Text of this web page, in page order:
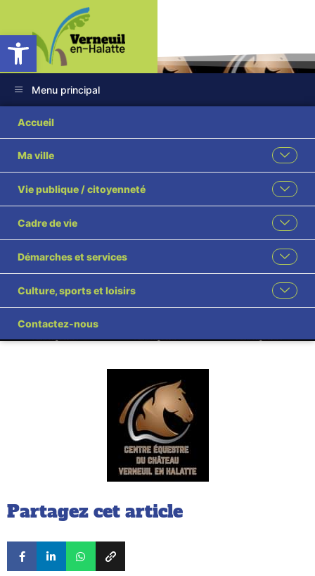
Ouvrir la barre d’outils
Menu principal
Accueil
Ma ville
Vie publique / citoyenneté
Cadre de vie
Démarches et services
Culture, sports et loisirs
Contactez-nous
CENTRE
EQUESTRE DU
CHATEAU
Accueil
L'actualité des associations
CENTRE EQUESTRE DU CHATEAU
Partagez cet article